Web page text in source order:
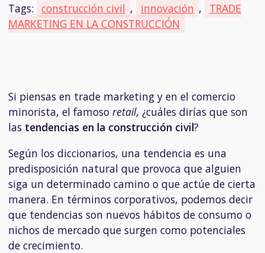
Tags: construcción civil , innovación ,
TRADE
MARKETING EN LA CONSTRUCCIÓN
Si piensas en trade marketing y en el comercio
minorista, el famoso retail, ¿cuáles dirías que son
las tendencias en la construcción civil?
Según los diccionarios, una tendencia es una
predisposición natural que provoca que alguien
siga un determinado camino o que actúe de cierta
manera. En términos corporativos, podemos decir
que tendencias son nuevos hábitos de consumo o
nichos de mercado que surgen como potenciales
de crecimiento.